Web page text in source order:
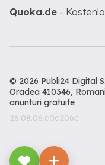
Quoka.de -
© 2026 Publi24 Digital
Oradea 410346,
anunturi gratuite
26.08.06.c0c206c